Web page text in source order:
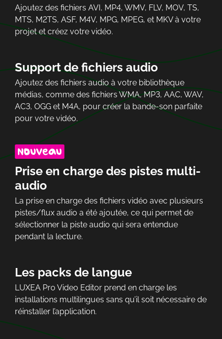
Ajoutez des fichiers AVI, MP4, WMV, FLV, MOV, TS,
MTS, M2TS, ASF, M4V, MPG, MPEG, et MKV à votre
projet et créez votre vidéo.
Support de fichiers audio
Ajoutez des fichiers audio à votre bibliothèque
médias, comme des fichiers WMA, MP3, AAC, WAV,
AC3, OGG et M4A, pour créer la bande-son parfaite
pour votre vidéo.
Prise en charge des pistes multi-
audio
La prise en charge des fichiers vidéo avec plusieurs
pistes/flux audio a été ajoutée, ce qui permet de
sélectionner la piste audio qui sera entendue
pendant la lecture.
Les packs de langue
LUXEA Pro Video Editor prend en charge les
installations multilingues sans qu’il soit nécessaire de
réinstaller l’application.